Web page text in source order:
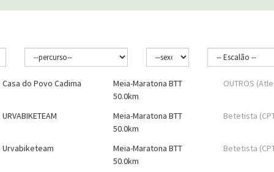
Casa do Povo Cadima
Meia-Maratona BTT
50.0km
OUTROS
URVABIKETEAM
Meia-Maratona BTT
50.0km
Betetista
Urvabiketeam
Meia-Maratona BTT
50.0km
Betetista